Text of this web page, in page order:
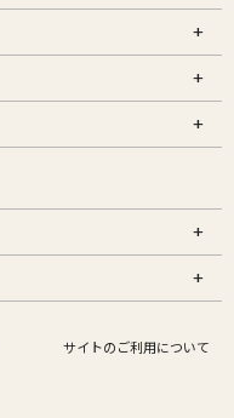
サイトのご利用について